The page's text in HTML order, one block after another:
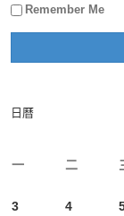
Remember Me
日曆
一
二
3
4